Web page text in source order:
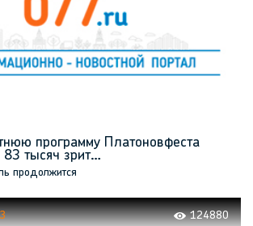
программу Платоновфеста
83 тысяч зрит…
продолжится
124880